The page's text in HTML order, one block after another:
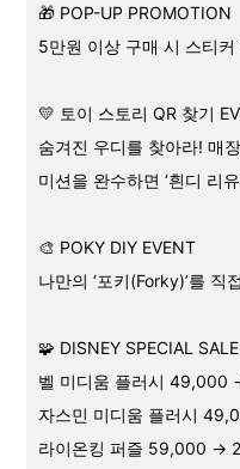
🎁 POP-UP PROMOTION
5만원 이상 구매 시 스티
💛 토이 스토리 QR 찾기
숨겨진 우디를 찾아라! 매
미션을 완수하면 ‘흰디 리
🎨 POKY DIY EVENT
나만의 ‘포키(Forky)’를 직
🧩 DISNEY SPECIAL
벨 미디움 플러시 49,000
자스민 미디움 플러시
라이온킹 퍼즐 59,000 →